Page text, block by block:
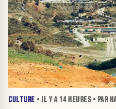
CULTURE • IL Y A 14 HEURES• PAR